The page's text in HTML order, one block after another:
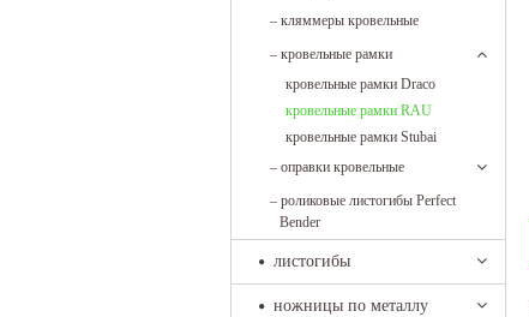
– кляммеры кровельные
– кровельные рамки
кровельные рамки Draco
кровельные рамки RAU
кровельные рамки Stubai
– оправки кровельные
– роликовые листогибы Perfect
Bender
листогибы
ножницы по металлу